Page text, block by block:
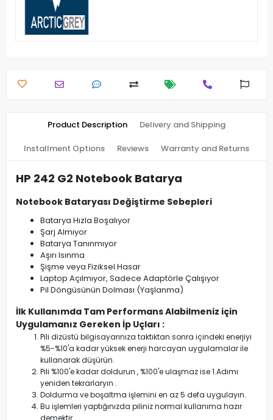
Product Description Delivery and Shipping
Installment Options Reviews Warranty and Returns
HP 242 G2 Notebook Batarya
Notebook Bataryası Değiştirme Sebepleri
Batarya Hızla Boşalıyor
Şarj Almıyor
Batarya Tanınmıyor
Aşırı Isınma
Şişme veya Fiziksel Hasar
Laptop Açılmıyor, Sadece Adaptörle Çalışıyor
Pil Döngüsünün Dolması (Yaşlanma)
İlk Kullanımda Tam Performans Alabilmeniz için
Uygulamanız Gereken İp Uçları :
Pili dizüstü bilgisayarınıza taktıktan sonra içindeki enerjiyi
%5-%10'a kadar yüksek enerji harcayan uygulamalar ile
kullanarak düşürün.
Pili %100'e kadar doldurun , %100'e ulaşmaz ise 1.Adımı
yeniden tekrarlaryın .
Doldurma ve boşaltma işlemini en az 5 defa uygulayın.
Bu işlemleri yaptığınızda piliniz normal kullanıma hazır
demektir.